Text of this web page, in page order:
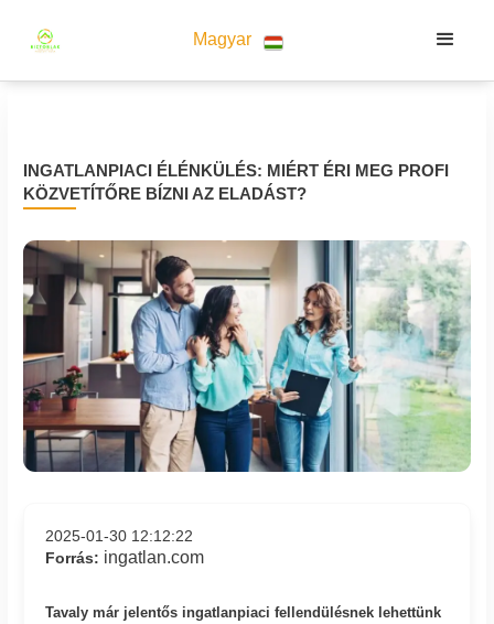
Magyar
INGATLANPIACI ÉLÉNKÜLÉS: MIÉRT ÉRI MEG PROFI
KÖZVETÍTŐRE BÍZNI AZ ELADÁST?
2025-01-30 12:12:22
Forrás: ingatlan.com
Tavaly már jelentős ingatlanpiaci fellendülésnek lehettünk